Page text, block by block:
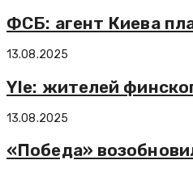
ФСБ: агент Киева
13.08.2025
Yle: жителей
13.08.2025
«Победа»